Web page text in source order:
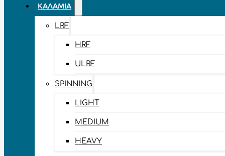
ΚΑΛΆΜΙΑ
LRF
HRF
ULRF
SPINNING
LIGHT
MEDIUM
HEAVY